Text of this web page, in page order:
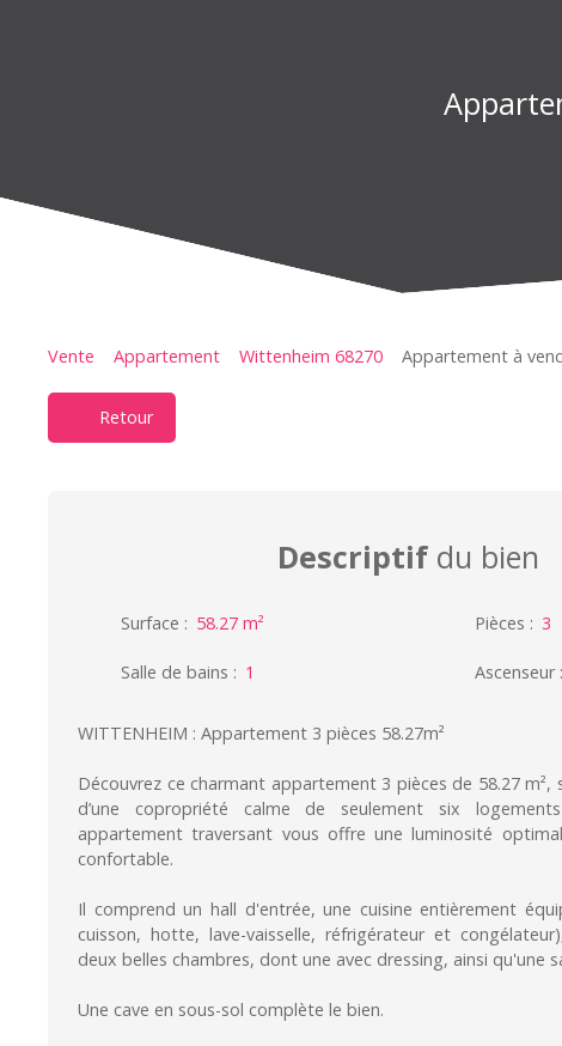
Vente Appartement Wittenheim 68270 Appartement à
Retour
Descriptifdu bien
Surface : 58.27 m² Pièces : 3
Salle de bains : 1 Ascenseur:
WITTENHEIM : Appartement 3 pièces 58.27m²
Découvrez ce charmant appartement 3 pièces de 58.27 m²,
d’une copropriété calme de seulement six
appartement traversant vous offre une luminosité
confortable.
Il comprend un hall d'entrée, une cuisine entièrement
cuisson, hotte, lave-vaisselle, réfrigérateur et
deux belles chambres, dont une avec dressing, ainsi qu'une
Une cave en sous-sol complète le bien.